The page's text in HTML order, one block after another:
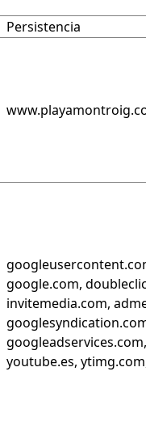
Persistencia
google.com,
invitemedia.com,
youtube.es,